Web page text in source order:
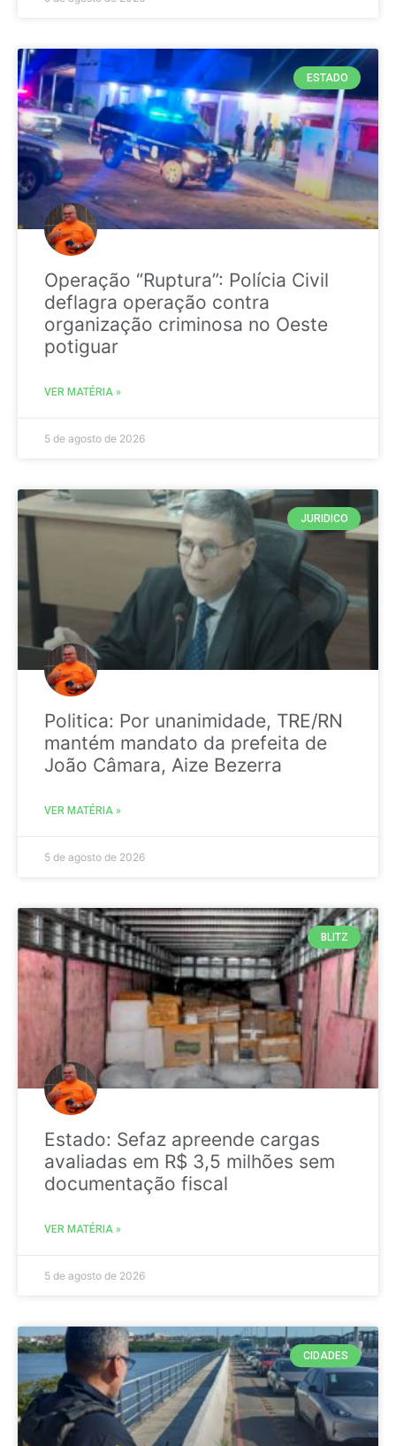
ESTADO
Operação “Ruptura”: Polícia Civil
deflagra operação contra
organização criminosa no Oeste
potiguar
VER MATÉRIA »
5 de agosto de 2026
JURIDICO
Politica: Por unanimidade, TRE/RN
mantém mandato da prefeita de
João Câmara, Aize Bezerra
VER MATÉRIA »
5 de agosto de 2026
BLITZ
Estado: Sefaz apreende cargas
avaliadas em R$ 3,5 milhões sem
documentação fiscal
VER MATÉRIA »
5 de agosto de 2026
CIDADES